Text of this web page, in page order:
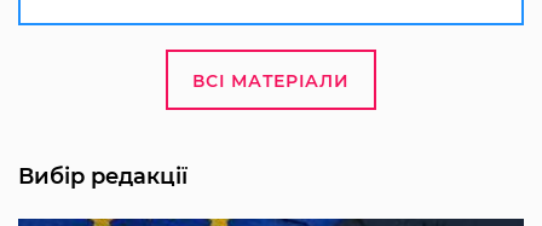
ВСІ МАТЕРІАЛИ
Вибір редакції